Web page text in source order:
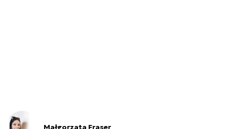
Małgorzata Fraser